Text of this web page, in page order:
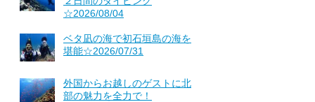
☆2026/08/04
ベタ凪の海で初石垣島の海を
堪能☆2026/07/31
外国からお越しのゲストに北
部の魅力を全力で！